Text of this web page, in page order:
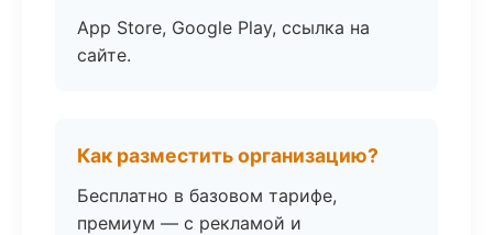
App Store, Google Play, ссылка на
сайте.
Как разместить организацию?
Бесплатно в базовом тарифе,
премиум — с рекламой и